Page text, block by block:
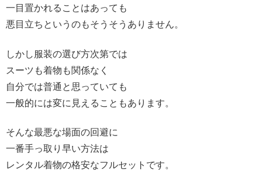
一目置かれることはあっても
悪目立ちというのもそうそうありません。
しかし服装の選び方次第では
スーツも着物も関係なく
自分では普通と思っていても
一般的には変に見えることもあります。
そんな最悪な場面の回避に
一番手っ取り早い方法は
レンタル着物の格安なフルセットです。